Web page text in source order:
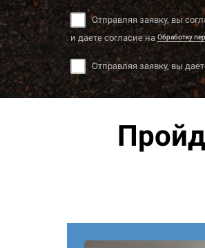
Отправляя заявку, вы
и даете согласие на Обработку
Отправляя заявку, вы